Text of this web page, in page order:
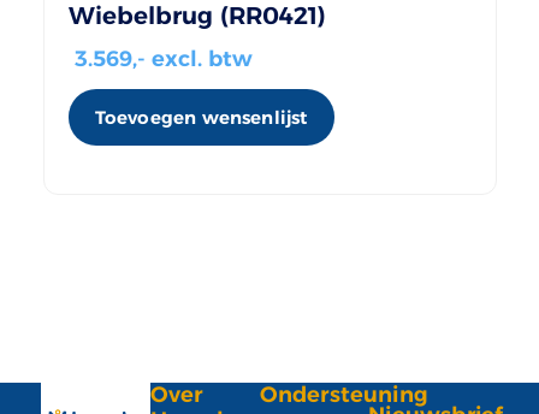
Wiebelbrug (RR0421)
3.569,- excl. btw
Toevoegen wensenlijst
Over
Ondersteuning